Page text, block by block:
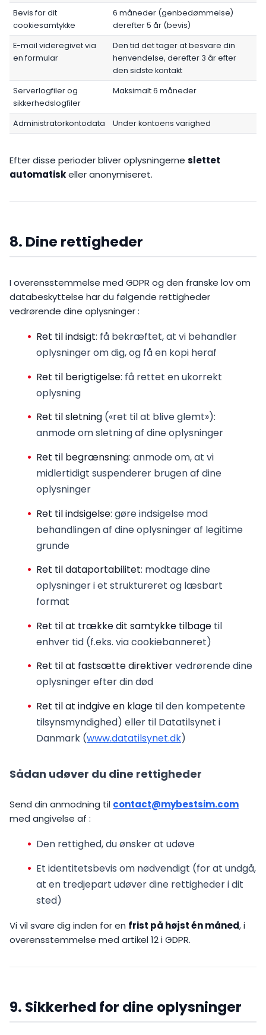
Bevis for dit
cookiesamtykke
6 måneder (genbedømmelse)
derefter 5 år (bevis)
E-mail videregivet via
en formular
Den tid det tager at besvare din
henvendelse, derefter 3 år efter
den sidste kontakt
Serverlogfiler og
sikkerhedslogfiler
Maksimalt 6 måneder
Administratorkontodata Under kontoens varighed
Efter disse perioder bliver oplysningerne slettet
automatiskeller anonymiseret.
8. Dine rettigheder
I overensstemmelse med GDPR og den franske lov om
databeskyttelse har du følgende rettigheder
vedrørende dine oplysninger :
Ret til indsigt: få bekræftet, at vi behandler
oplysninger om dig, og få en kopi heraf
Ret til berigtigelse: få rettet en ukorrekt
oplysning
Ret til sletning («ret til at blive glemt»):
anmode om sletning af dine oplysninger
Ret til begrænsning: anmode om, at vi
midlertidigt suspenderer brugen af dine
oplysninger
Ret til indsigelse: gøre indsigelse mod
behandlingen af dine oplysninger af legitime
grunde
Ret til dataportabilitet: modtage dine
oplysninger i et struktureret og læsbart
format
Ret til at trække dit samtykke tilbage til
enhver tid (f.eks. via cookiebanneret)
Ret til at fastsætte direktivervedrørende dine
oplysninger efter din død
Ret til at indgive en klage til den kompetente
tilsynsmyndighed) eller til Datatilsynet i
Danmark (www.datatilsynet.dk)
Sådan udøver du dine rettigheder
Send din anmodning til contact@mybestsim.com
med angivelse af :
Den rettighed, du ønsker at udøve
Et identitetsbevis om nødvendigt (for at undgå,
at en tredjepart udøver dine rettigheder i dit
sted)
Vi vil svare dig inden for en frist på højst én måned, i
overensstemmelse med artikel 12 i GDPR.
9. Sikkerhed for dine oplysninger